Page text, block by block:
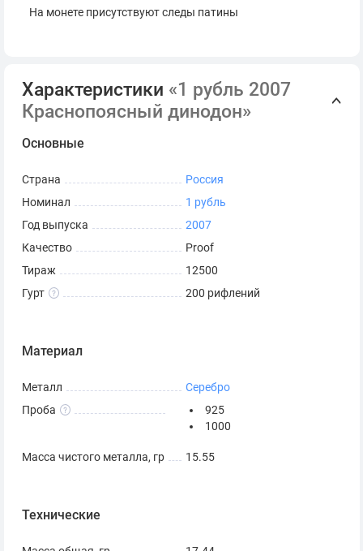
На монете присутствуют следы патины
Характеристики «1 рубль 2007
Краснопоясный динодон»
Основные
Страна
Россия
Номинал
1 рубль
Год выпуска
2007
Качество
Proof
Тираж
12500
Гурт
200 рифлений
Материал
Металл
Серебро
Проба
925
1000
Масса чистого металла, гр 15.55
Технические